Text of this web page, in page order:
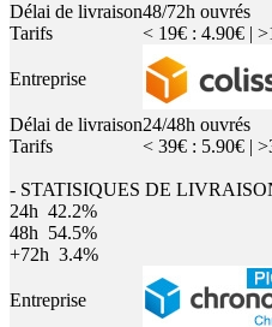
Délai de livraison48/72h ouvrés
Tarifs
< 19€ : 4.90€ |
Entreprise
Délai de livraison24/48h ouvrés
Tarifs
< 39€ : 5.90€ |
- STATISIQUES DE
24h 42.2%
48h 54.5%
+72h 3.4%
Entreprise